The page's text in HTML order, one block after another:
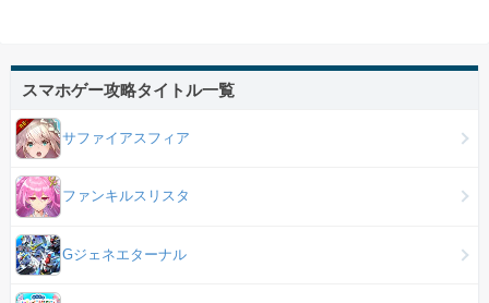
スマホゲー攻略タイトル一覧
サファイアスフィア
ファンキルスリスタ
Gジェネエターナル